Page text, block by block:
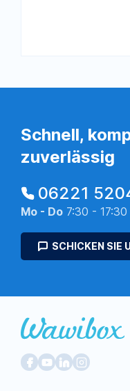
Schnell,
zuverlässig
06221
Mo - Do 7:30 - 17:30 |
SCHICKEN SIE